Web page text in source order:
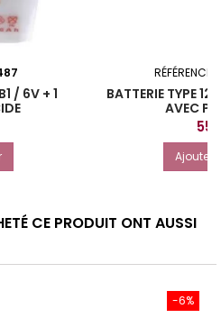
/ 6V + 1
RÉFÉRENCE:
BATTERIE TYPE
AVEC
Prix
Ajouter
CE PRODUIT ONT AUSSI
-6%